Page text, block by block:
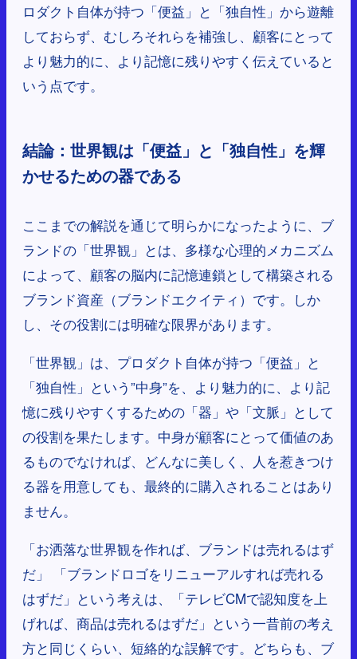
ロダクト自体が持つ「便益」と「独自性」から遊離
しておらず、むしろそれらを補強し、顧客にとって
より魅力的に、より記憶に残りやすく伝えていると
いう点です。
結論：世界観は「便益」と「独自性」を輝
かせるための器である
ここまでの解説を通じて明らかになったように、ブ
ランドの「世界観」とは、多様な心理的メカニズム
によって、顧客の脳内に記憶連鎖として構築される
ブランド資産（ブランドエクイティ）です。しか
し、その役割には明確な限界があります。
「世界観」は、プロダクト自体が持つ「便益」と
「独自性」という”中身”を、より魅力的に、より記
憶に残りやすくするための「器」や「文脈」として
の役割を果たします。中身が顧客にとって価値のあ
るものでなければ、どんなに美しく、人を惹きつけ
る器を用意しても、最終的に購入されることはあり
ません。
「お洒落な世界観を作れば、ブランドは売れるはず
だ」 「ブランドロゴをリニューアルすれば売れる
はずだ」という考えは、「テレビCMで認知度を上
げれば、商品は売れるはずだ」という一昔前の考え
方と同じくらい、短絡的な誤解です。どちらも、ブ